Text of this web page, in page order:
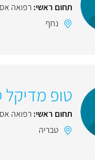
תחום ראשי: רפואה
נחף
טופ מדיקל
תחום ראשי: רפואה
טבריה